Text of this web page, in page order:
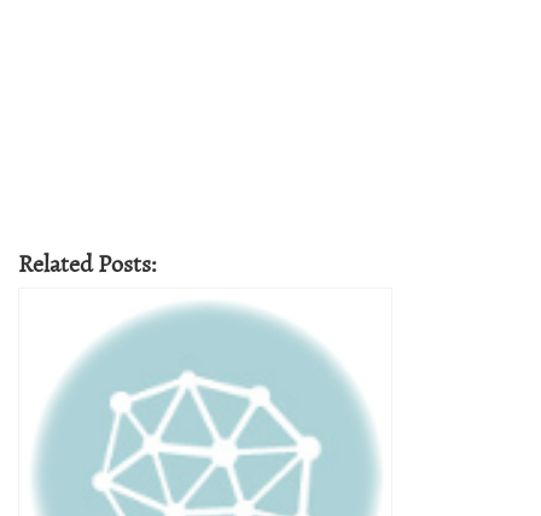
Related Posts: